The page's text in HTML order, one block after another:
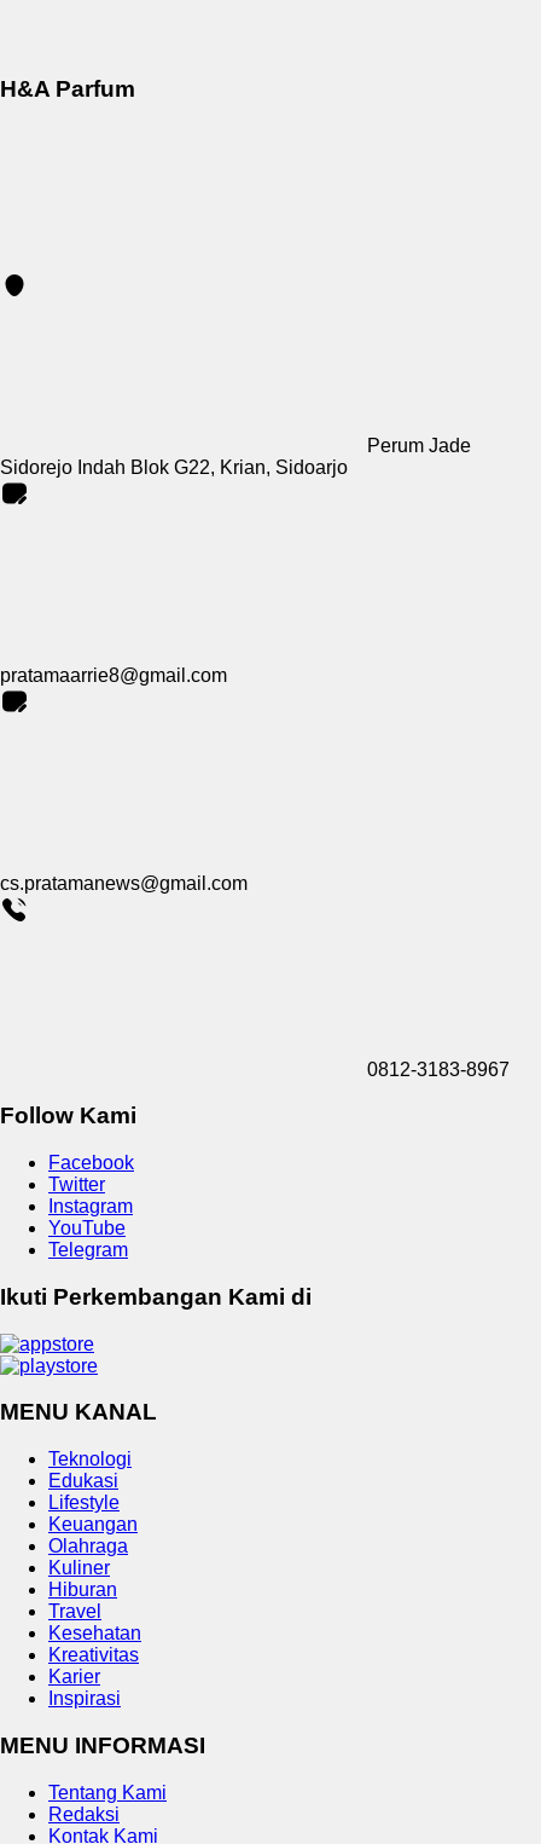
H&A Parfum
Perum Jade
Sidorejo Indah Blok G22, Krian, Sidoarjo
pratamaarrie8@gmail.com
cs.pratamanews@gmail.com
0812-3183-8967
Follow Kami
Facebook
Twitter
Instagram
YouTube
Telegram
Ikuti Perkembangan Kami di
MENU KANAL
Teknologi
Edukasi
Lifestyle
Keuangan
Olahraga
Kuliner
Hiburan
Travel
Kesehatan
Kreativitas
Karier
Inspirasi
MENU INFORMASI
Tentang Kami
Redaksi
Kontak Kami